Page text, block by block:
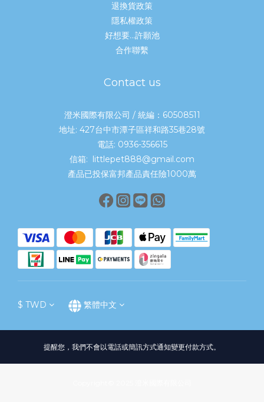
退換貨政策
隱私權政策
好想要...許願池
合作聯繫
Contact us
澄米國際有限公司 / 統編：60508511
地址: 427台中市潭子區祥和路35巷28號
電話: 0936-356615
信箱: littlepet888@gmail.com
產品已投保富邦產品責任險1000萬
$ TWD 繁體中文
提醒您，我們不會以電話或簡訊方式通知變更付款方式。